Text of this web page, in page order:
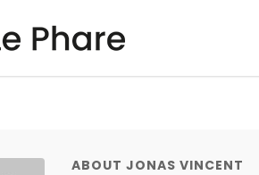
ABOUT JONAS VINCENT